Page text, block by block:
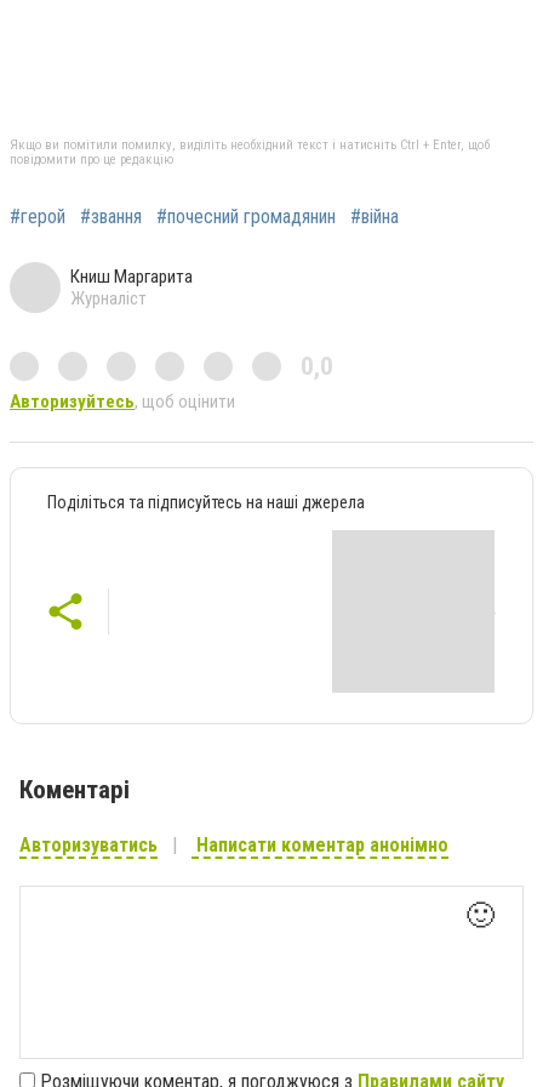
Якщо ви помітили помилку, виділіть необхідний текст і натисніть Ctrl + Enter, щоб
повідомити про це редакцію
#герой #звання #почесний громадянин #війна
Книш Маргарита
Журналіст
0,0
Авторизуйтесь, щоб оцінити
Поділіться та підписуйтесь на наші джерела
Коментарі
Авторизуватись Написати коментар анонімно
🙂
Розміщуючи коментар, я погоджуюся з Правилами сайту